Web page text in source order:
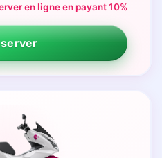
en ligne en payant 10%